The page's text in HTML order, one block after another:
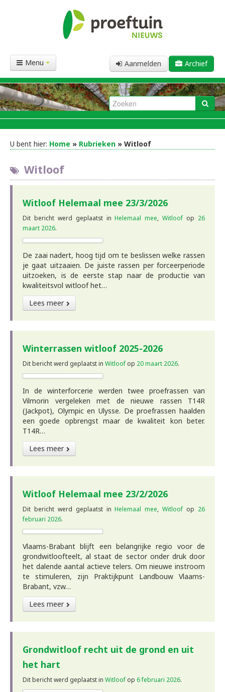
Aanmelden Archief
Menu
U bent hier: Home » Rubrieken » Witloof
Witloof
Witloof Helemaal mee 23/3/2026
Dit bericht werd geplaatst inHelemaal mee,Witloof op 26
maart 2026.
De zaai nadert, hoog tijd om te beslissen welke rassen
je gaat uitzaaien. De juiste rassen per forceerperiode
uitzoeken, is de eerste stap naar de productie van
kwaliteitsvol witloof het…
Lees meer
Winterrassen witloof 2025-2026
Dit bericht werd geplaatst in Witloof op 20 maart 2026.
In de winterforcerie werden twee proefrassen van
Vilmorin vergeleken met de nieuwe rassen T14R
(Jackpot), Olympic en Ulysse. De proefrassen haalden
een goede opbrengst maar de kwaliteit kon beter.
T14R…
Lees meer
Witloof Helemaal mee 23/2/2026
Dit bericht werd geplaatst inHelemaal mee,Witloof op 26
februari 2026.
Vlaams-Brabant blijft een belangrijke regio voor de
grondwitloofteelt, al staat de sector onder druk door
het dalende aantal actieve telers. Om nieuwe instroom
te stimuleren, zijn Praktijkpunt Landbouw Vlaams-
Brabant, vzw…
Lees meer
Grondwitloof recht uit de grond en uit
het hart
Dit bericht werd geplaatst in Witloof op 6 februari 2026.